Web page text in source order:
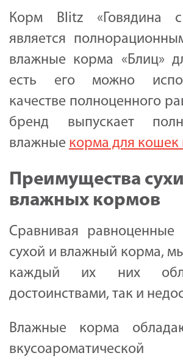
Корм Blitz «Говядина
является
влажные корма «Блиц»
есть его можно
качестве полноценного
бренд выпускает
влажные корма для кошек
Преимущества
влажных кормов
Сравнивая равноценные
сухой и влажный корма,
каждый их них
достоинствами, так и
Влажные корма
вкусоароматической